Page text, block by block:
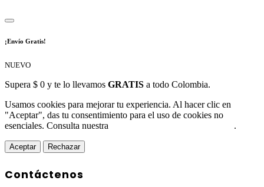
¡Envío Gratis!
NUEVO
Supera $ 0 y te lo llevamos GRATIS a todo Colombia.
Usamos cookies para mejorar tu experiencia. Al hacer clic en
"Aceptar", das tu consentimiento para el uso de cookies no
esenciales. Consulta nuestra
.
Aceptar Rechazar
Contáctenos